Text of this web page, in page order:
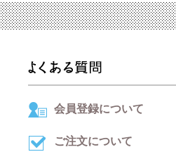
会員登録について
ご注文について